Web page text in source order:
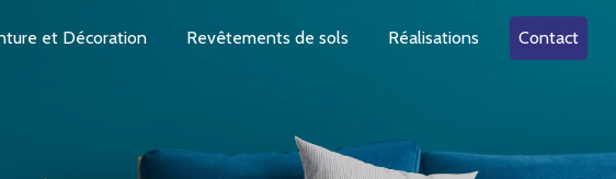
et Décoration Revêtements de sols Réalisations Contact